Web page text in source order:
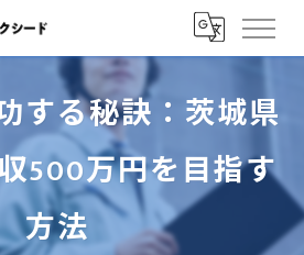
する秘訣：茨城県
500万円を目指す
方法